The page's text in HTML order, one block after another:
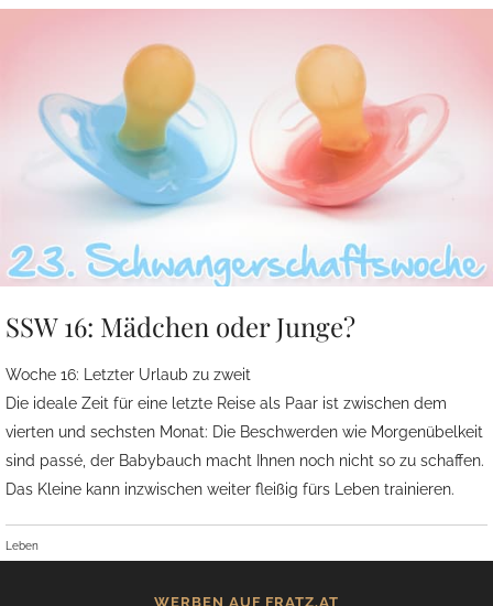
SSW 16: Mädchen oder Junge?
Woche 16: Letzter Urlaub zu zweit
Die ideale Zeit für eine letzte Reise als Paar ist zwischen dem
vierten und sechsten Monat: Die Beschwerden wie Morgenübelkeit
sind passé, der Babybauch macht Ihnen noch nicht so zu schaffen.
Das Kleine kann inzwischen weiter fleißig fürs Leben trainieren.
Leben
WERBEN AUF FRATZ.AT